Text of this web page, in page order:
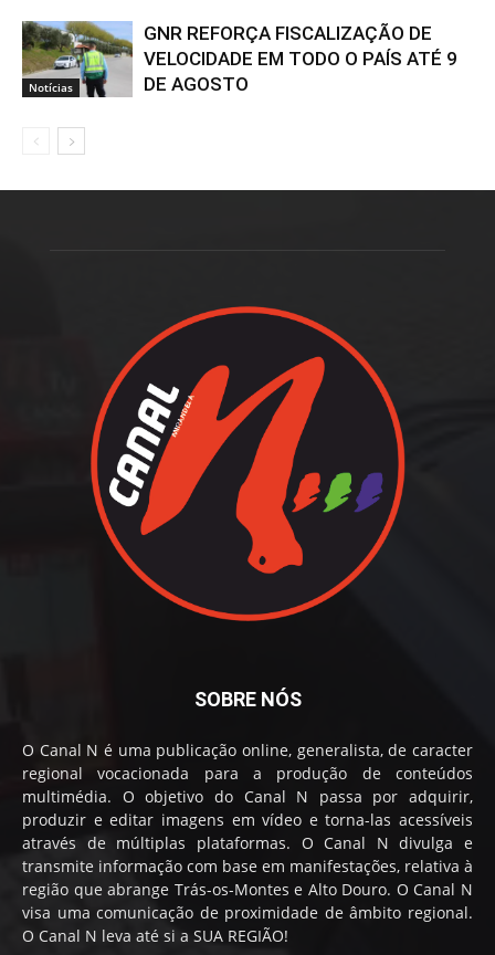
Notícias
GNR REFORÇA FISCALIZAÇÃO DE
VELOCIDADE EM TODO O PAÍS ATÉ 9
DE AGOSTO
SOBRE NÓS
O Canal N é uma publicação online, generalista, de caracter
regional vocacionada para a produção de conteúdos
multimédia. O objetivo do Canal N passa por adquirir,
produzir e editar imagens em vídeo e torna-las acessíveis
através de múltiplas plataformas. O Canal N divulga e
transmite informação com base em manifestações, relativa à
região que abrange Trás-os-Montes e Alto Douro. O Canal N
visa uma comunicação de proximidade de âmbito regional.
O Canal N leva até si a SUA REGIÃO!